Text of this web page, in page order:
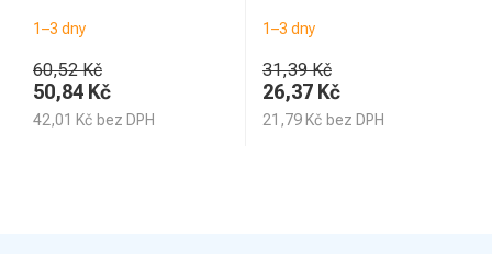
1–3 dny
60,52 Kč
50,84 Kč
42,01 Kč bez DPH
1–3 dny
31,39 Kč
26,37 Kč
21,79 Kč bez DPH